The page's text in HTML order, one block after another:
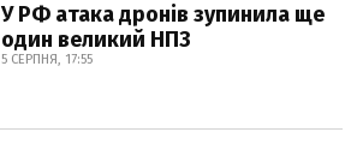
У РФ атака дронів зупинила ще
один великий НПЗ
5 СЕРПНЯ, 17:55